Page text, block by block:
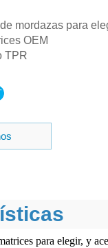
mordazas para
OEM
TPR
para elegir, y